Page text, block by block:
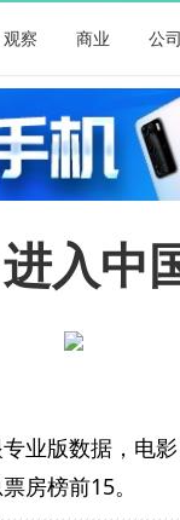
观察 商业 公
进入
业版数据，电
房榜前15。